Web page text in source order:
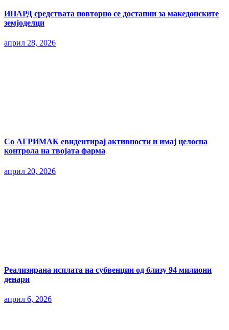
ИПАРД средствата повторно се достапни за македонските
земјоделци
април 28, 2026
Со АГРИМАК евидентирај активности и имај целосна
контрола на твојата фарма
април 20, 2026
Реализирана исплата на субвенции од близу 94 милиони
денари
април 6, 2026